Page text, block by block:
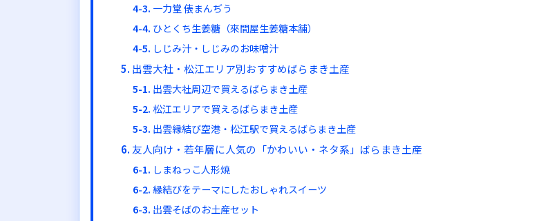
一力堂 俵まんぢう
ひとくち生姜糖（來間屋生姜糖本舗）
しじみ汁・しじみのお味噌汁
出雲大社・松江エリア別おすすめばらまき土産
出雲大社周辺で買えるばらまき土産
松江エリアで買えるばらまき土産
出雲縁結び空港・松江駅で買えるばらまき土産
友人向け・若年層に人気の「かわいい・ネタ系」ばらまき土産
しまねっこ人形焼
縁結びをテーマにしたおしゃれスイーツ
出雲そばのお土産セット